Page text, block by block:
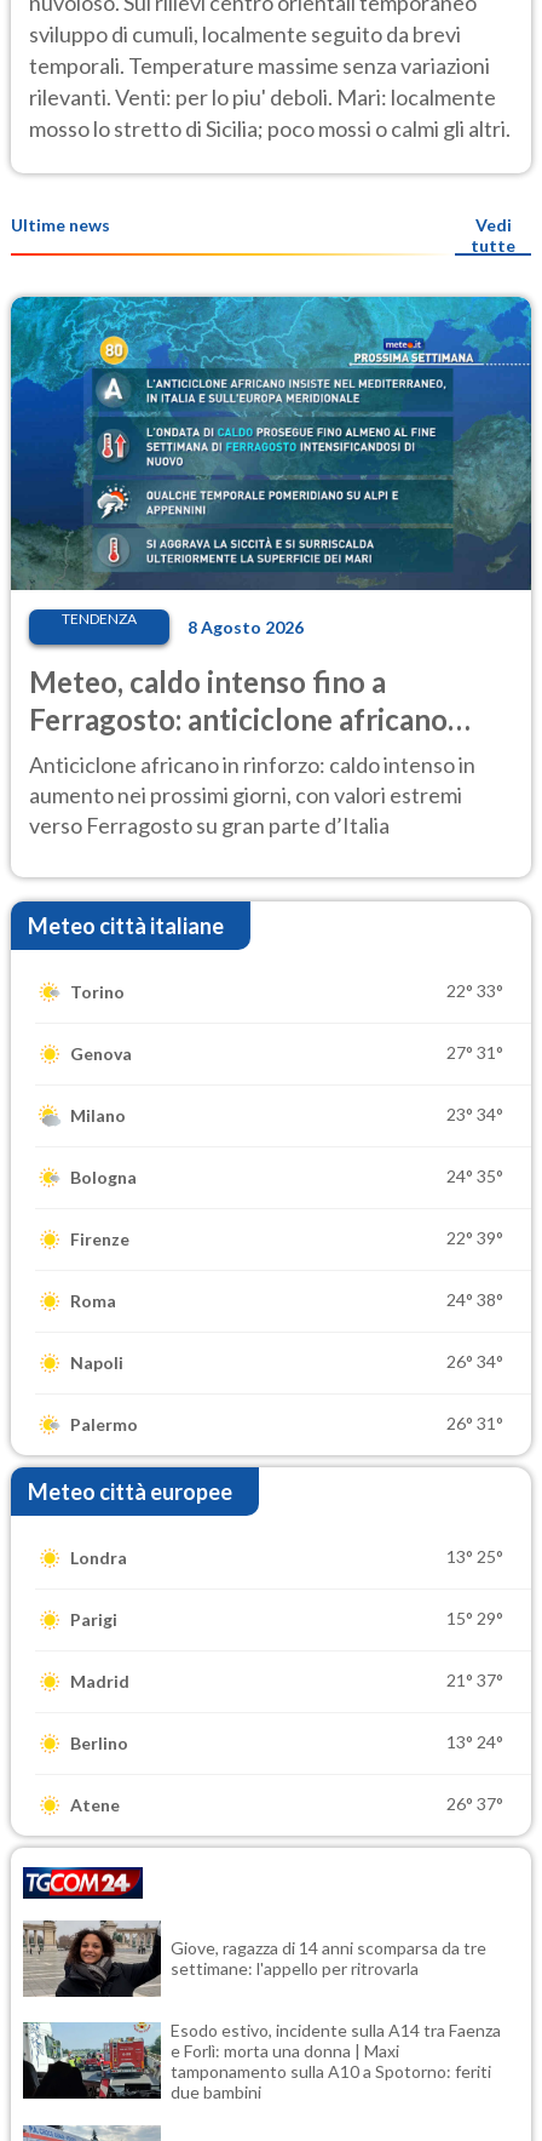
sviluppo di cumuli, localmente seguito da brevi
temporali. Temperature massime senza variazioni
rilevanti. Venti: per lo piu' deboli. Mari: localmente
mosso lo stretto di Sicilia; poco mossi o calmi gli altri.
Ultime news
Vedi
tutte
TENDENZA 8 Agosto 2026
Meteo, caldo intenso fino a
Ferragosto: anticiclone africano
ancora protagonista
Anticiclone africano in rinforzo: caldo intenso in
aumento nei prossimi giorni, con valori estremi
verso Ferragosto su gran parte d’Italia
Meteo città italiane
Torino 22° 33°
Genova 27° 31°
Milano 23° 34°
Bologna 24° 35°
Firenze 22° 39°
Roma 24° 38°
Napoli 26° 34°
Palermo 26° 31°
Meteo città europee
Londra 13° 25°
Parigi 15° 29°
Madrid 21° 37°
Berlino 13° 24°
Atene 26° 37°
Giove, ragazza di 14 anni scomparsa da tre
settimane: l'appello per ritrovarla
Esodo estivo, incidente sulla A14 tra Faenza
e Forlì: morta una donna | Maxi
tamponamento sulla A10 a Spotorno: feriti
due bambini